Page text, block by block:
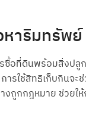
หาริมทรัพย์
ซื้อที่ดินพร้อมสิ่งปลูก
รใช้สิทธิเก็บกินจ
งถูกกฎหมาย ช่วยใ